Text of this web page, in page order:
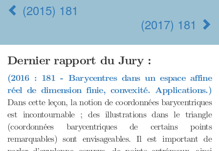
(2015) 181
(2017) 181
Dernier rapport du Jury :
(2016 : 181 - Barycentres dans un espace affine
réel de dimension finie, convexité. Applications.)
Dans cette leçon, la notion de coordonnées barycentriques
est incontournable ; des illustrations dans le triangle
(coordonnées barycentriques de certains points
remarquables) sont envisageables. Il est important de